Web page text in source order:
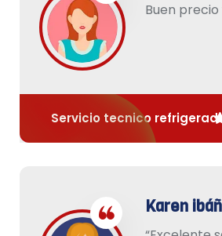
Buen
Servicio tecnico
Karen